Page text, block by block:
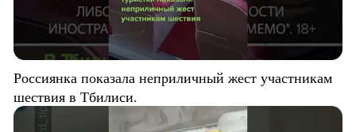
Россиянка показала неприличный жест участникам
шествия в Тбилиси.